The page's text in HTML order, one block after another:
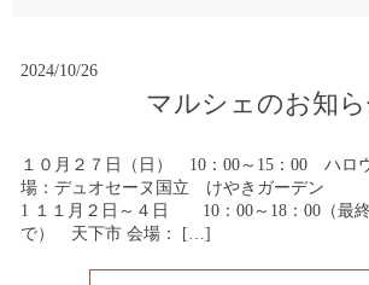
2024/10/26
マルシェのお知
１０月２７日（日） 10：00～15：00 ハロ
場：デュオセーヌ国立 けやきガーデン
1 １１月２日～４日 10：00～18：00（最終
で） 天下市 会場： […]